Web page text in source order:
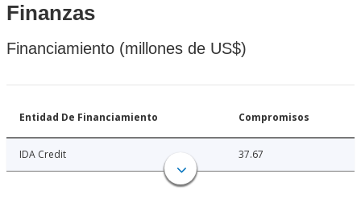
Finanzas
Financiamiento (millones de US$)
Entidad De Financiamiento Compromisos
IDA Credit 37.67